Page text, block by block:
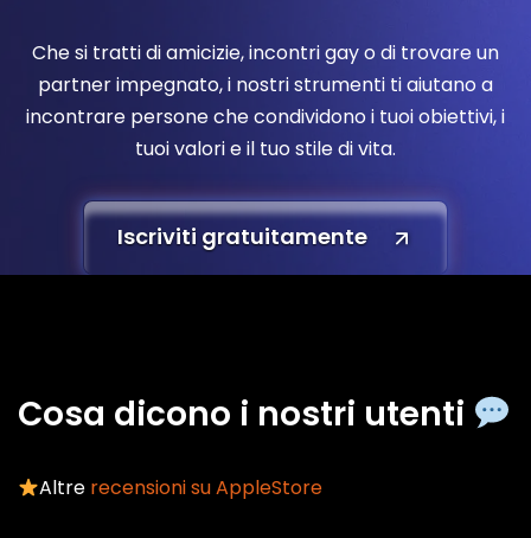
Che si tratti di amicizie, incontri gay o di trovare un
partner impegnato, i nostri strumenti ti aiutano a
incontrare persone che condividono i tuoi obiettivi, i
tuoi valori e il tuo stile di vita.
Iscriviti gratuitamente
Cosa dicono i nostri utenti
Altre recensioni su AppleStore